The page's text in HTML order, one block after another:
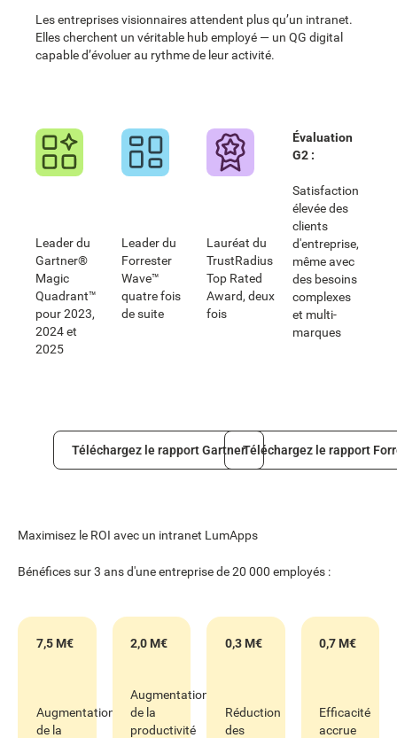
Les entreprises visionnaires attendent plus qu’un intranet.
Elles cherchent un véritable hub employé — un QG digital
capable d’évoluer au rythme de leur activité.
Leader du
Gartner®
Magic
Quadrant™
pour 2023,
2024 et
2025
Leader du
Forrester
Wave™
quatre fois
de suite
Lauréat du
TrustRadius
Top Rated
Award, deux
fois
Évaluation
G2 :
Satisfaction
élevée des
clients
d'entreprise,
même avec
des besoins
complexes
et multi-
marques
Téléchargez le rapport Gartner
Téléchargez le rapport Gartner
Téléchargez le rapport
Téléchargez le rapport
Maximisez le ROI avec un intranet LumApps
Bénéfices sur 3 ans d'une entreprise de 20 000 employés :
7,5 M€
Augmentation
de la
2,0 M€
Augmentation
de la
productivité
0,3 M€
Réduction
des
0,7 M€
Efficacité
accrue